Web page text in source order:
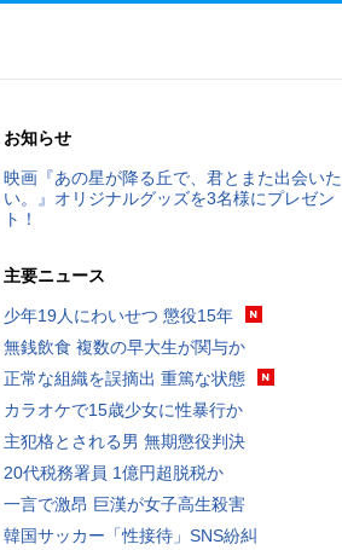
お知らせ
映画『あの星が降る丘で、君とまた出会いた
い。』オリジナルグッズを3名様にプレゼン
ト！
主要ニュース
少年19人にわいせつ 懲役15年
無銭飲食 複数の早大生が関与か
正常な組織を誤摘出 重篤な状態
カラオケで15歳少女に性暴行か
主犯格とされる男 無期懲役判決
20代税務署員 1億円超脱税か
一言で激昂 巨漢が女子高生殺害
韓国サッカー「性接待」SNS紛糾